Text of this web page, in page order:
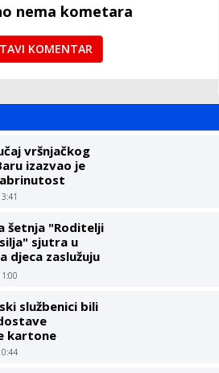
nema kometara
KOMENTAR
vršnjačkog
izazvao je
šetnja "Roditelji
sjutra u
djeca zaslužuju
službenici bili
kartone